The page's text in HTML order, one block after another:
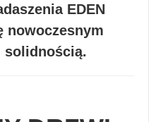
EDEN
nowoczesnym
solidnością.